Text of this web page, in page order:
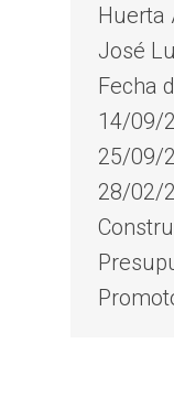
Huerta
José
Fecha
14/09/
25/09/
28/02/